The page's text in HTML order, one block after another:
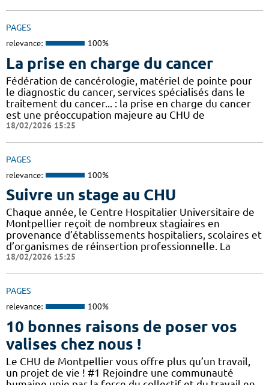
PAGES
relevance: 100%
La prise en charge du cancer
Fédération de cancérologie, matériel de pointe pour
le diagnostic du cancer, services spécialisés dans le
traitement du cancer... : la prise en charge du cancer
est une préoccupation majeure au CHU de
18/02/2026 15:25
PAGES
relevance: 100%
Suivre un stage au CHU
Chaque année, le Centre Hospitalier Universitaire de
Montpellier reçoit de nombreux stagiaires en
provenance d’établissements hospitaliers, scolaires et
d’organismes de réinsertion professionnelle. La
18/02/2026 15:25
PAGES
relevance: 100%
10 bonnes raisons de poser vos
valises chez nous !
Le CHU de Montpellier vous offre plus qu’un travail,
un projet de vie ! #1 Rejoindre une communauté